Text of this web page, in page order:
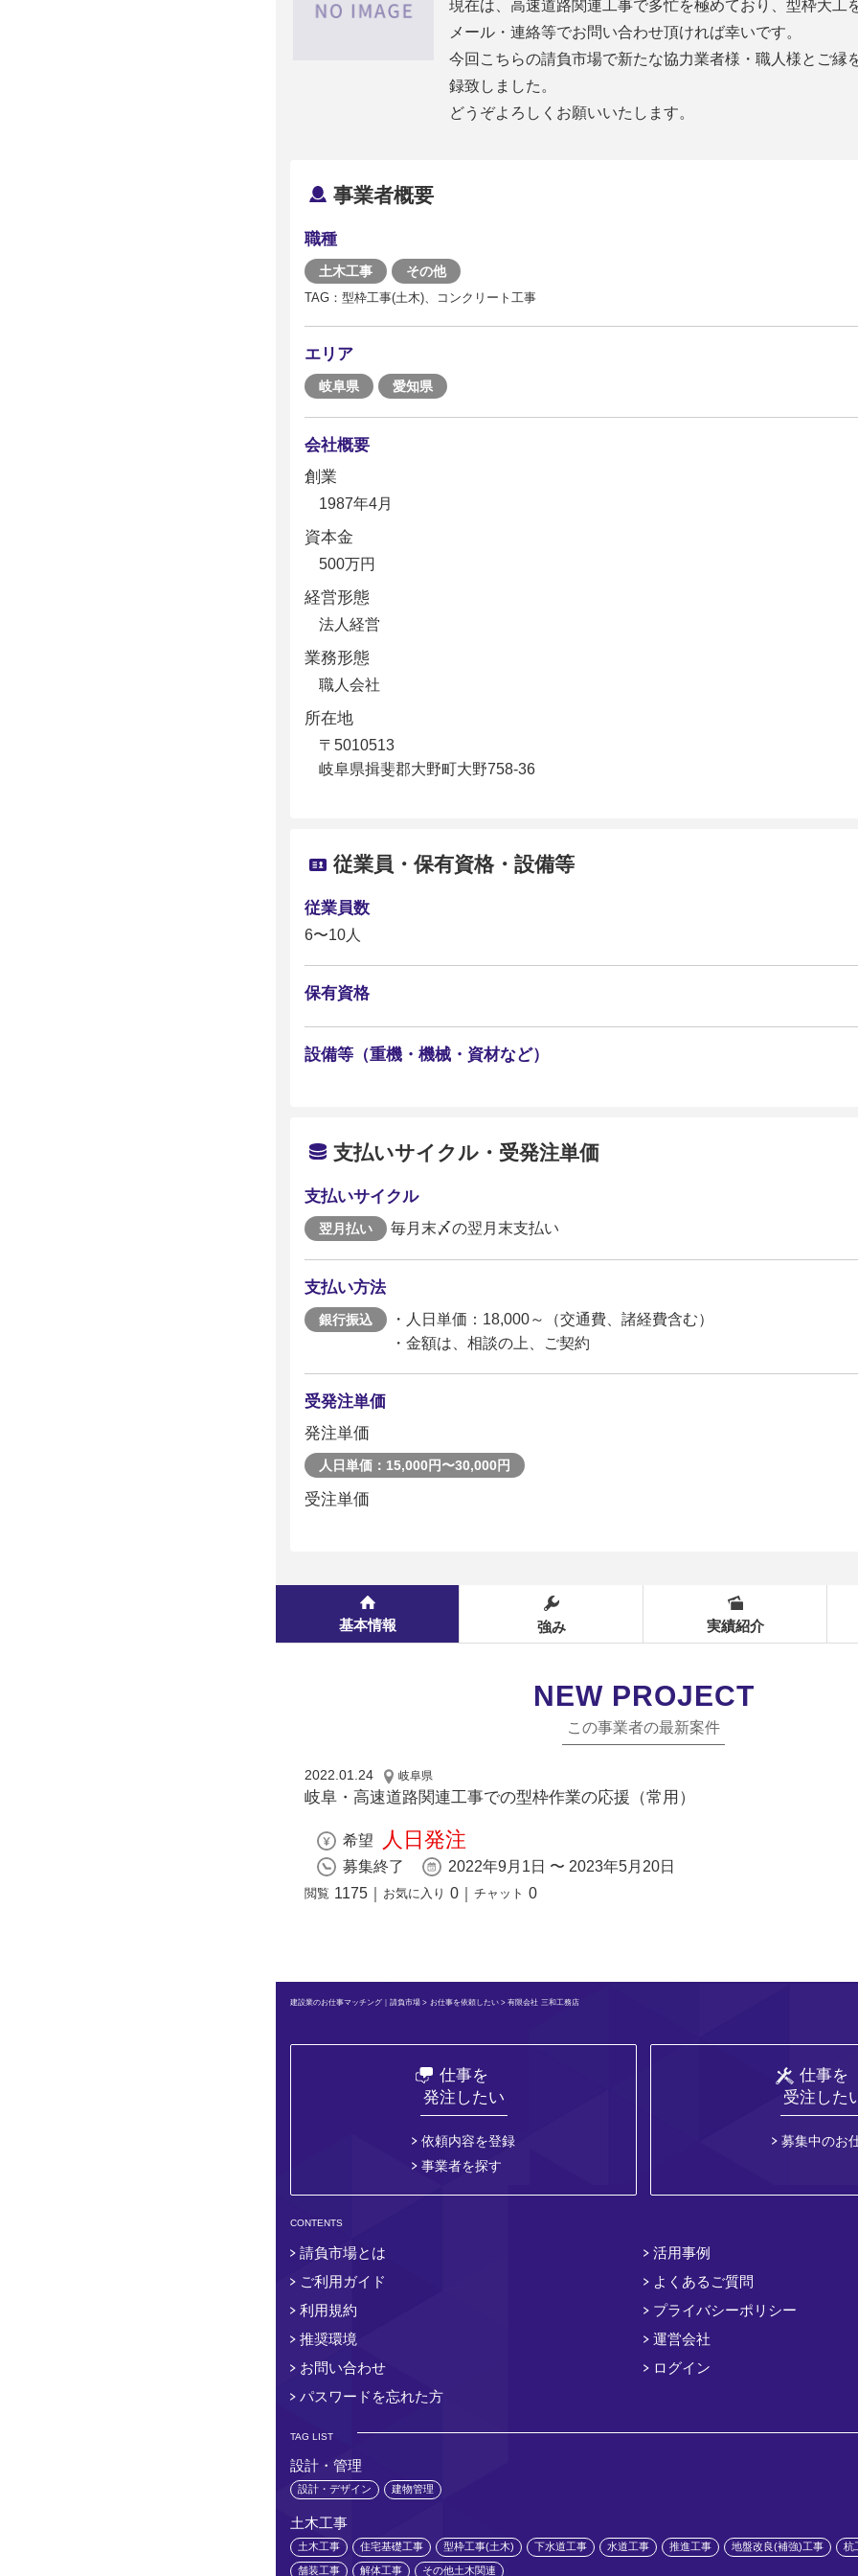
現在は、高速道路関連工事で多忙を極めており、型枠大工
メール・連絡等でお問い合わせ頂ければ幸いです。
今回こちらの請負市場で新たな協力業者様・職人様とご縁
録致しました。
どうぞよろしくお願いいたします。
事業者概要
職種
土木工事 その他
TAG：型枠工事(土木)、コンクリート工事
エリア
岐阜県 愛知県
会社概要
創業
1987年4月
資本金
500万円
経営形態
法人経営
業務形態
職人会社
所在地
〒5010513
岐阜県揖斐郡大野町大野758-36
従業員・保有資格・設備等
従業員数
6〜10人
保有資格
設備等（重機・機械・資材など）
支払いサイクル・受発注単価
支払いサイクル
翌月払い 毎月末〆の翌月末支払い
支払い方法
銀行振込
・人日単価：18,000～（交通費、諸経費含む）
・金額は、相談の上、ご契約
受発注単価
発注単価
人日単価：15,000円〜30,000円
受注単価
基本情報 強み 実績紹介
NEW PROJECT
この事業者の最新案件
2022.01.24 岐阜県
岐阜・高速道路関連工事での型枠作業の応援（常用）
希望 人日発注
募集終了 2022年9月1日 〜 2023年5月20日
閲覧 1175 お気に入り 0 チャット 0
建設業のお仕事マッチング｜請負市場 > お仕事を依頼したい> 有限会社 三和工務店
仕事を
発注したい
依頼内容を登録
事業者を探す
仕事を
受注した
募集中のお
CONTENTS
請負市場とは
活用事例
ご利用ガイド
よくあるご質問
利用規約
プライバシーポリシー
推奨環境
運営会社
お問い合わせ
ログイン
パスワードを忘れた方
TAG LIST
設計・管理
設計・デザイン 建物管理
土木工事
土木工事 住宅基礎工事 型枠工事(土木) 下水道工事 水道工事 推進工事 地盤改良(補強)工事 杭
舗装工事 解体工事 その他土木関連